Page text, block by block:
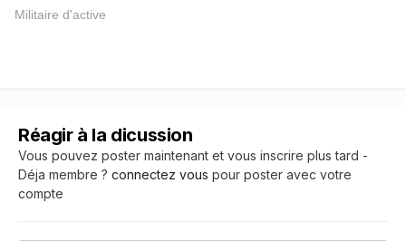
Militaire d'active
Réagir à la dicussion
Vous pouvez poster maintenant et vous inscrire plus tard -
Déja membre ? connectez vous pour poster avec votre
compte